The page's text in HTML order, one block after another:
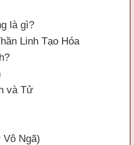
là gì?
Linh Tạo Hóa
và Tử
Ngã)